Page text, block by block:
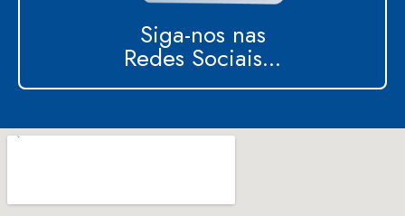
Siga-nos nas
Redes Sociais...